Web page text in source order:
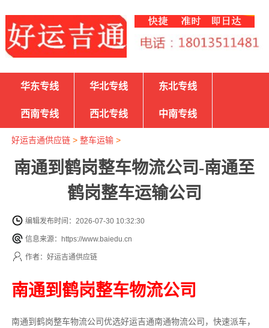
华东专线 华北专线 东北专线
西南专线 西北专线 中南专线
好运吉通供应链> 整车运输>
南通到鹤岗整车物流公司-南通至
鹤岗整车运输公司
编辑发布时间：2026-07-30 10:32:30
信息来源：https://www.baiedu.cn
作者：好运吉通供应链
南通到鹤岗整车物流公司
南通到鹤岗整车物流公司优选好运吉通南通物流公司，快速派车，